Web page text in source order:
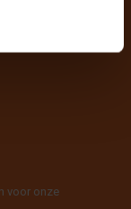
voor onze